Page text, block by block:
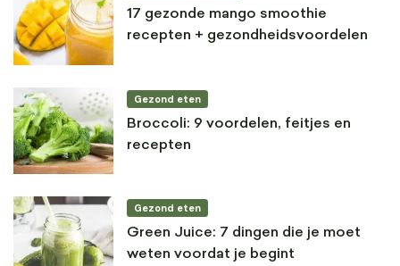
17 gezonde mango smoothie
recepten + gezondheidsvoordelen
Gezond eten
Broccoli: 9 voordelen, feitjes en
recepten
Gezond eten
Green Juice: 7 dingen die je moet
weten voordat je begint